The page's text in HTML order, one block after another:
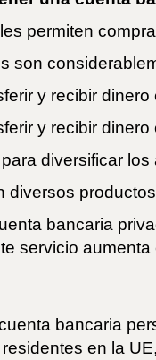
permiten
son
y recibir
y recibir dinero
diversificar
diversos
bancaria
servicio
bancaria
en la